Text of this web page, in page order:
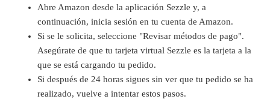
Abre Amazon desde la aplicación Sezzle y, a
continuación, inicia sesión en tu cuenta de Amazon.
Si se le solicita, seleccione "Revisar métodos de pago".
Asegúrate de que tu tarjeta virtual Sezzle es la tarjeta a la
que se está cargando tu pedido.
Si después de 24 horas sigues sin ver que tu pedido se ha
realizado, vuelve a intentar estos pasos.